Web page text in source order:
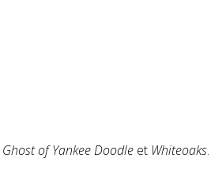
Ghost of Yankee Doodle et Whiteoaks.